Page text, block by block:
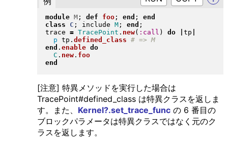
module M; def foo; end ; end
class
C ; include M; end ;
trace = TracePoint . new( :call ) do tp
p tp . defined_class
# => M
end . enable do
C . new. foo
end
[注意] 特異メソッドを実行した場合は
TracePoint#defined_class は特異クラスを返しま
す。また、 Kernel?.set_trace_funcの 6 番目の
ブロックパラメータは特異クラスではなく元のク
ラスを返します。